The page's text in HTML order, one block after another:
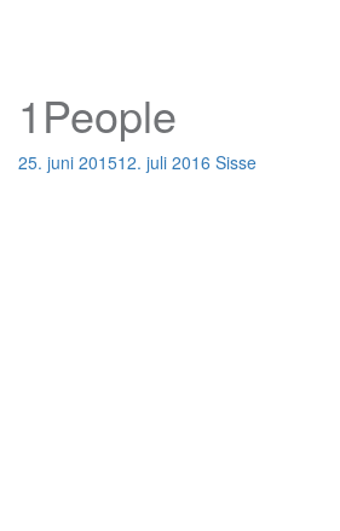
1People
25. juni 201512. juli 2016 Sisse